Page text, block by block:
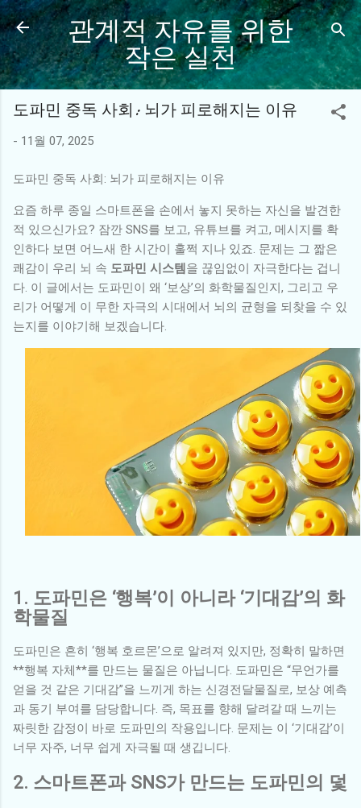
기본 콘텐츠로 건너뛰기
관계적 자유를 위한
작은 실천
도파민 중독 사회: 뇌가 피로해지는 이유
- 11월 07, 2025
도파민 중독 사회: 뇌가 피로해지는 이유
요즘 하루 종일 스마트폰을 손에서 놓지 못하는 자신을 발견한
적 있으신가요? 잠깐 SNS를 보고, 유튜브를 켜고, 메시지를 확
인하다 보면 어느새 한 시간이 훌쩍 지나 있죠. 문제는 그 짧은
쾌감이 우리 뇌 속 도파민 시스템 을 끊임없이 자극한다는 겁니
다. 이 글에서는 도파민이 왜 ‘보상’의 화학물질인지, 그리고 우
리가 어떻게 이 무한 자극의 시대에서 뇌의 균형을 되찾을 수 있
는지를 이야기해 보겠습니다.
1. 도파민은 ‘행복’이 아니라 ‘기대감’의 화
학물질
도파민은 흔히 ‘행복 호르몬’으로 알려져 있지만, 정확히 말하면
**행복 자체**를 만드는 물질은 아닙니다. 도파민은 “무언가를
얻을 것 같은 기대감”을 느끼게 하는 신경전달물질로, 보상 예측
과 동기 부여를 담당합니다. 즉, 목표를 향해 달려갈 때 느끼는
짜릿한 감정이 바로 도파민의 작용입니다. 문제는 이 ‘기대감’이
너무 자주, 너무 쉽게 자극될 때 생깁니다.
2. 스마트폰과 SNS가 만드는 도파민의 덫